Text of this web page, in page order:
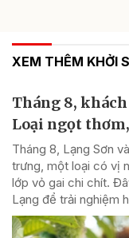
XEM THÊM KHỞI
Tháng 8,
Loại ngọt
Tháng 8, Lạng Sơn
trưng, một loại có vị
lớp vỏ gai chi chít.
Lạng để trải nghiệm